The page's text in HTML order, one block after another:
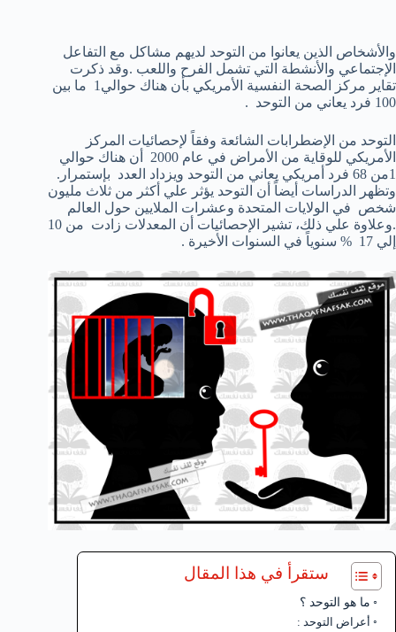
والأشخاص الذين يعانوا من التوحد لديهم مشاكل مع التفاعل
الإجتماعي والأنشطة التي تشمل الفرح واللعب .وقد ذكرت
تقاير مركز الصحة النفسية الأمريكي بأن هناك حوالي1 ما بين
100 فرد يعاني من التوحد .
التوحد من الإضطرابات الشائعة وفقاً لإحصائيات المركز
الأمريكي للوقاية من الأمراض في عام 2000 أن هناك حوالي
1من 68 فرد أمريكي يعاني من التوحد ويزداد العدد بإستمرار.
وتظهر الدراسات أيضاً أن التوحد يؤثر علي أكثر من ثلاث مليون
شخص في الولايات المتحدة وعشرات الملايين حول العالم
.وعلاوة علي ذلك، تشير الإحصائيات أن المعدلات زادت من 10
إلي 17 % سنوياً في السنوات الأخيرة .
ستقرأ في هذا المقال
ما هو التوحد ؟
أعراض التوحد :